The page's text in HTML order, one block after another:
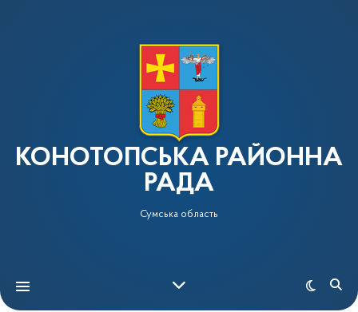
КОНОТОПСЬКА РАЙОННА
РАДА
Сумська область